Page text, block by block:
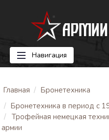
Навигация
Главная
Бронетехника
Бронетехника в период с
Трофейная немецкая
армии